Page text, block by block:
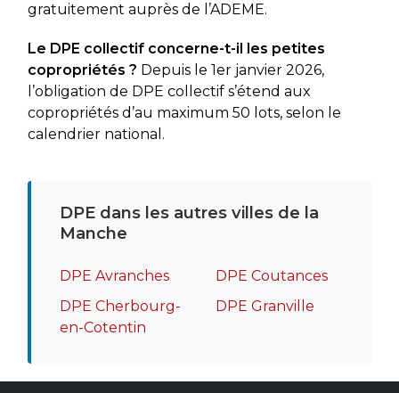
gratuitement auprès de l’ADEME.
Le DPE collectif concerne-t-il les petites
copropriétés ? Depuis le 1er janvier 2026,
l’obligation de DPE collectif s’étend aux
copropriétés d’au maximum 50 lots, selon le
calendrier national.
DPE dans les autres villes de la
Manche
DPE Avranches
DPE Cherbourg-
en-Cotentin
DPE Coutances
DPE Granville